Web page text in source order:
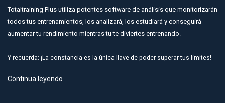
Totaltraining Plus utiliza potentes software de análisis que monitorizarán
todos tus entrenamientos, los analizará, los estudiará y conseguirá
aumentar tu rendimiento mientras tu te diviertes entrenando.
Y recuerda: ¡La constancia es la única llave de poder superar tus límites!
Continua leyendo